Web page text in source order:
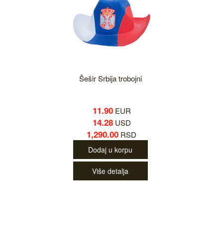
Šešir Srbija trobojni
11.90EUR
14.28USD
1,290.00 RSD
Dodaj u korpu
Više detalja